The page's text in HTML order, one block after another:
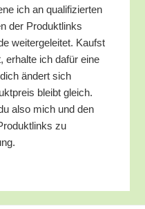
ich an qua­li­fi­zier­ten
der Pro­dukt­links
wei­ter­ge­lei­tet. Kaufst
erhal­te ich dafür eine
ändert sich
bleibt gleich.
also mich und den
zu